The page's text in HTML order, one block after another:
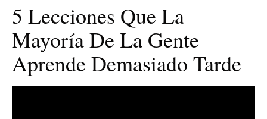
5 Lecciones Que La
Mayoría De La Gente
Aprende Demasiado Tarde